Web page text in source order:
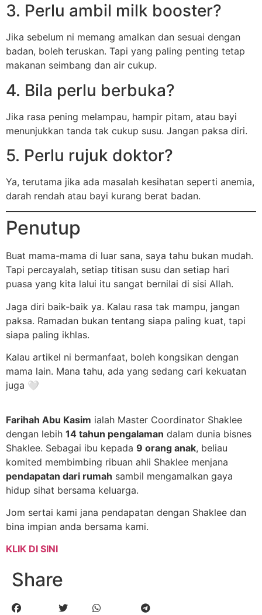
3. Perlu ambil milk booster?
Jika sebelum ni memang amalkan dan sesuai dengan
badan, boleh teruskan. Tapi yang paling penting tetap
makanan seimbang dan air cukup.
4. Bila perlu berbuka?
Jika rasa pening melampau, hampir pitam, atau bayi
menunjukkan tanda tak cukup susu. Jangan paksa diri.
5. Perlu rujuk doktor?
Ya, terutama jika ada masalah kesihatan seperti anemia,
darah rendah atau bayi kurang berat badan.
Penutup
Buat mama-mama di luar sana, saya tahu bukan mudah.
Tapi percayalah, setiap titisan susu dan setiap hari
puasa yang kita lalui itu sangat bernilai di sisi Allah.
Jaga diri baik-baik ya. Kalau rasa tak mampu, jangan
paksa. Ramadan bukan tentang siapa paling kuat, tapi
siapa paling ikhlas.
Kalau artikel ni bermanfaat, boleh kongsikan dengan
mama lain. Mana tahu, ada yang sedang cari kekuatan
juga 🤍
Farihah Abu Kasim ialah Master Coordinator Shaklee
dengan lebih 14 tahun pengalaman dalam dunia bisnes
Shaklee. Sebagai ibu kepada 9 orang anak, beliau
komited membimbing ribuan ahli Shaklee menjana
pendapatan dari rumah sambil mengamalkan gaya
hidup sihat bersama keluarga.
Jom sertai kami jana pendapatan dengan Shaklee dan
bina impian anda bersama kami.
KLIK DI SINI
Share